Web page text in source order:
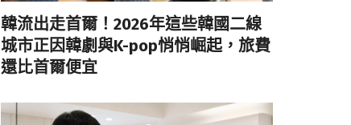
韓流出走首爾！2026年這些韓國二線
城市正因韓劇與K-pop悄悄崛起，旅費
還比首爾便宜